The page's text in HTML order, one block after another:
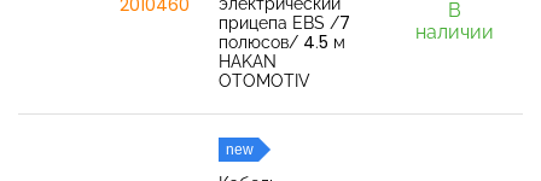
2010460
прицепа EBS /7
полюсов/ 4.5 м
HAKAN
OTOMOTIV
В
наличии
new